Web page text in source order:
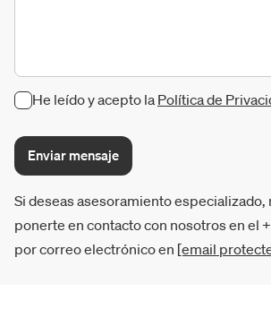
He leído y acepto la Política de
Enviar mensaje
Si deseas asesoramiento especializado,
ponerte en contacto con nosotros en el
por correo electrónico en [email